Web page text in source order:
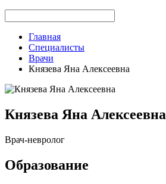
Главная
Специалисты
Врачи
Князева Яна Алексеевна
Князева Яна Алексеевна
Врач-невролог
Образование